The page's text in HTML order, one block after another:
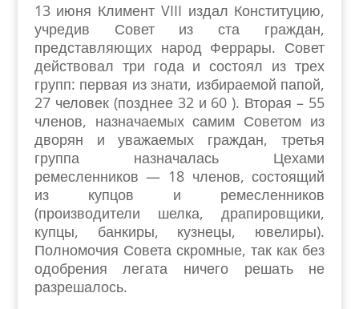
13 июня Климент VIII издал Конституцию,
учредив Совет из ста граждан,
представляющих народ Феррары. Совет
действовал три года и состоял из трех
групп: первая из знати, избираемой папой,
27 человек (позднее 32 и 60 ). Вторая – 55
членов, назначаемых самим Советом из
дворян и уважаемых граждан, третья
группа назначалась Цехами
ремесленников — 18 членов, состоящий
из купцов и ремесленников
(производители шелка, драпировщики,
купцы, банкиры, кузнецы, ювелиры).
Полномочия Совета скромные, так как без
одобрения легата ничего решать не
разрешалось.